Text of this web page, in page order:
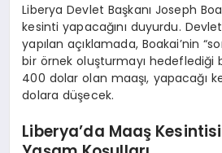
Liberya Devlet Başkanı Joseph
kesinti yapacağını duyurdu.
yapılan açıklamada, Boakai’nin
bir örnek oluşturmayı hedeflediği
400 dolar olan maaşı, yapacağı
dolara düşecek.
Liberya’da Maaş